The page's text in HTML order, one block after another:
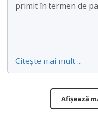
primit în termen de
Citește mai mult ...
Afișează